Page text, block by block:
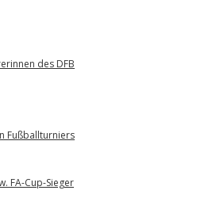
des DFB
Fußballturniers
FA-Cup-Sieger